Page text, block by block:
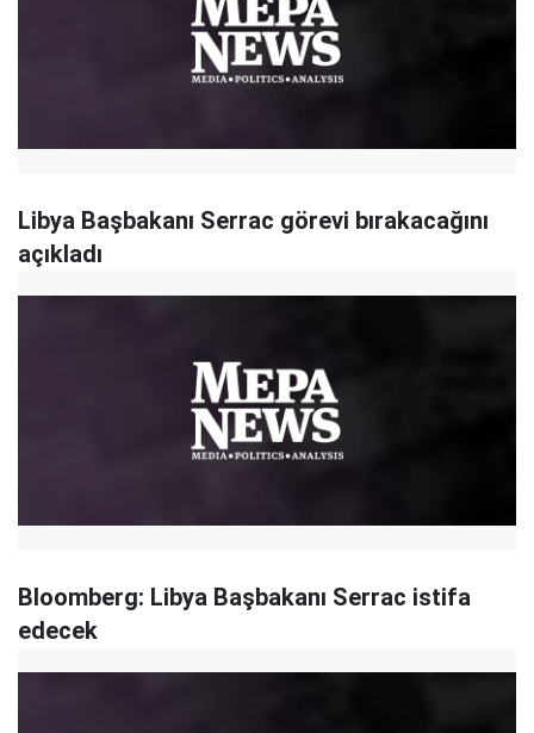
Libya Başbakanı Serrac görevi bırakacağını
açıkladı
Bloomberg: Libya Başbakanı Serrac istifa
edecek